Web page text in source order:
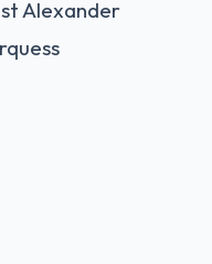
Alexander